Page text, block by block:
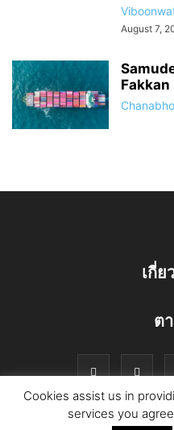
August 7,
Fakkan
เกี่ย
ต
Cookies assist us in
services you